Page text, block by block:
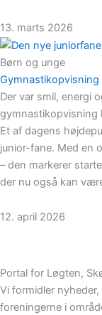
13. marts 2026
Børn og unge
Der var smil, energi
gymnastikopvisning
Et af dagens
junior-fane. Med en
– den markerer
der nu også kan
12. april 2026
Portal for Løgten,
Vi formidler
foreningerne i